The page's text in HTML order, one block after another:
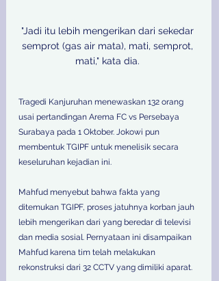
"Jadi itu lebih mengerikan dari sekedar
semprot (gas air mata), mati, semprot,
mati," kata dia.
Tragedi Kanjuruhan menewaskan 132 orang
usai pertandingan Arema FC vs Persebaya
Surabaya pada 1 Oktober. Jokowi pun
membentuk TGIPF untuk menelisik secara
keseluruhan kejadian ini.
Mahfud menyebut bahwa fakta yang
ditemukan TGIPF, proses jatuhnya korban jauh
lebih mengerikan dari yang beredar di televisi
dan media sosial. Pernyataan ini disampaikan
Mahfud karena tim telah melakukan
rekonstruksi dari 32 CCTV yang dimiliki aparat.